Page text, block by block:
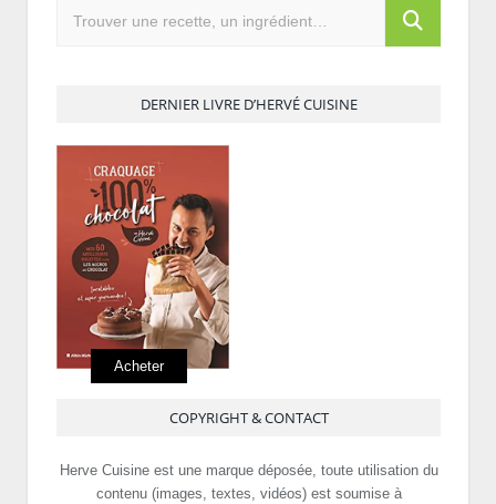
DERNIER LIVRE D’HERVÉ CUISINE
Acheter
COPYRIGHT & CONTACT
Herve Cuisine est une marque déposée, toute utilisation du
contenu (images, textes, vidéos) est soumise à